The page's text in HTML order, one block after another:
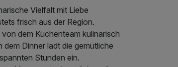
Vielfalt mit Liebe
frisch aus der Region.
von dem Küchenteam kulinarisch
dem Dinner lädt die gemütliche
Stunden ein.